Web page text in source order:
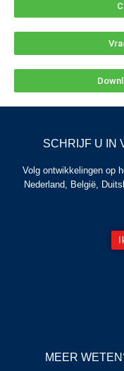
MEER
SCHRIJF U IN
Volg ontwikkelingen op
Nederland, België,